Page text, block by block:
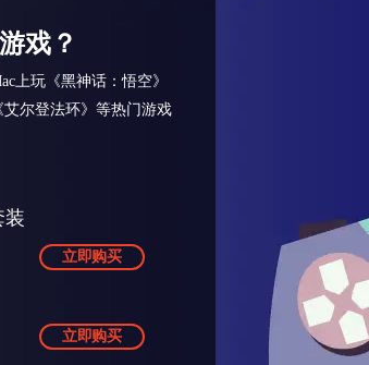
戏？
上玩《黑神话：悟空》
艾尔登法环》等热门游戏
装
立即购买
立即购买